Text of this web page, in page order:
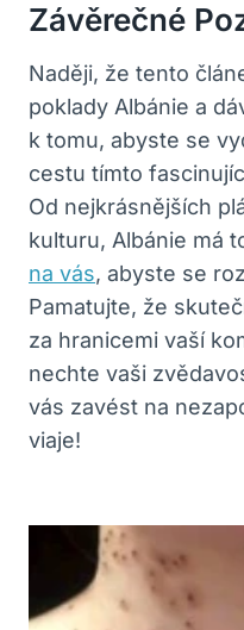
Závěrečné
Naději, že tento
poklady Albánie a
k tomu, abyste se
cestu tímto
Od nejkrásnějších
kulturu, Albánie má
na vás, abyste se
Pamatujte, že
za hranicemi vaší
nechte vaši
vás zavést na
viaje!